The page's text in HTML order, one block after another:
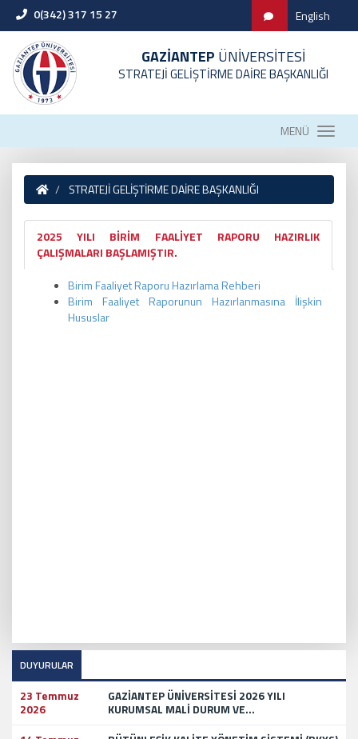
0(342) 317 15 27 English
GAZİANTEP ÜNİVERSİTESİ
STRATEJİ GELİŞTİRME DAİRE BAŞKANLIĞI
MENÜ
STRATEJİ GELİŞTİRME DAİRE BAŞKANLIĞI
2025 YILI BİRİM FAALİYET RAPORU HAZIRLIK
ÇALIŞMALARI BAŞLAMIŞTIR.
Birim Faaliyet Raporu Hazırlama Rehberi
Birim Faaliyet Raporunun Hazırlanmasına İlişkin
Hususlar
DUYURULAR
23 Temmuz
2026
GAZİANTEP ÜNİVERSİTESİ 2026 YILI
KURUMSAL MALİ DURUM VE...